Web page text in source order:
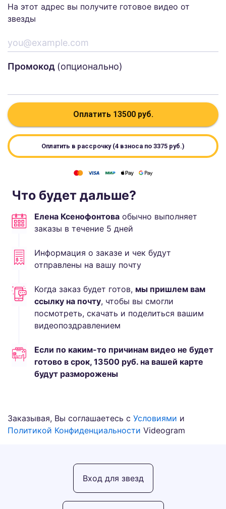
На этот адрес вы получите готовое видео от
звезды
Промокод (опционально)
Оплатить 13500руб.
Оплатить в рассрочку (4 взноса по 3375 руб.)
Что будет дальше?
Елена Ксенофонтова обычно выполняет
заказы в течение 5 дней
Информация о заказе и чек будут
отправлены на вашу почту
Когда заказ будет готов, мы пришлем вам
ссылку на почту, чтобы вы смогли
посмотреть, скачать и поделиться вашим
видеопоздравлением
Если по каким-то причинам видео не будет
готово в срок, 13500 руб. на вашей карте
будут разморожены
Заказывая, Вы соглашаетесь с Условиями и
Политикой Конфиденциальности Videogram
Вход для звезд